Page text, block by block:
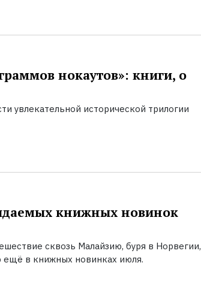
нокаутов»: книги, о
увлекательной исторической трилогии
книжных новинок
сквозь Малайзию, буря в Норвегии,
ещё в книжных новинках июля.